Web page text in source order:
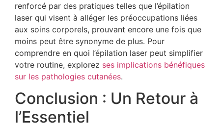
renforcé par des pratiques telles que l’épilation
laser qui visent à alléger les préoccupations liées
aux soins corporels, prouvant encore une fois que
moins peut être synonyme de plus. Pour
comprendre en quoi l’épilation laser peut simplifier
votre routine, explorez ses implications bénéfiques
sur les pathologies cutanées.
Conclusion : Un Retour à
l’Essentiel